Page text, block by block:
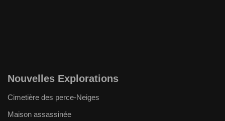
Nouvelles Explorations
Cimetière des perce-Neiges
Maison assassinée